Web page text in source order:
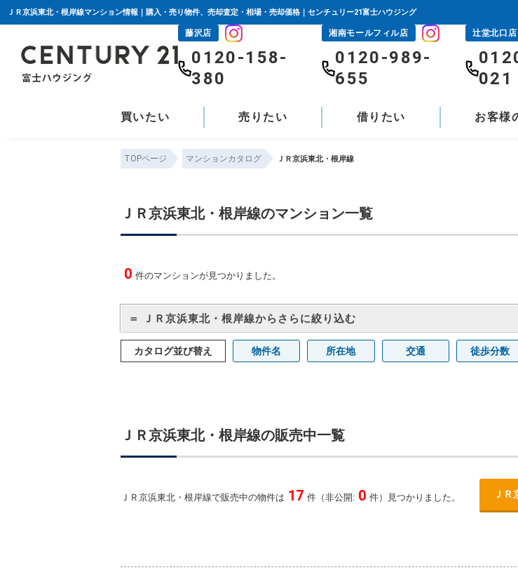
ＪＲ京浜東北・根岸線マンション情報｜購入・売り物件、売却査定・相場・売却価格｜センチュリー21富士ハウジング
藤沢店
0120-158-
380
湘南モールフィル店
0120-989-
655
辻堂北口店
021
買いたい 売りたい 借りたい お客様
TOPページ マンションカタログ ＪＲ京浜東北・根岸線
ＪＲ京浜東北・根岸線のマンション一覧
0 件のマンションが見つかりました。
＝ ＪＲ京浜東北・根岸線からさらに絞り込む
カタログ並び替え 物件名 所在地 交通 徒歩分数
ＪＲ京浜東北・根岸線の販売中一覧
ＪＲ京浜東北・根岸線で販売中の物件は 17 件（非公開: 0 件）見つかりました。 Ｊ